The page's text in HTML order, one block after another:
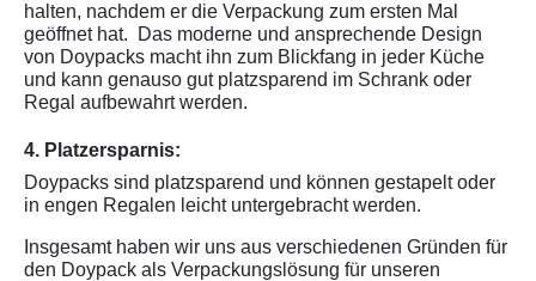
halten, nachdem er die Verpackung zum ersten Mal
geöffnet hat. Das moderne und ansprechende Design
von Doypacks macht ihn zum Blickfang in jeder Küche
und kann genauso gut platzsparend im Schrank oder
Regal aufbewahrt werden.
4. Platzersparnis:
Doypacks sind platzsparend und können gestapelt oder
in engen Regalen leicht untergebracht werden.
Insgesamt haben wir uns aus verschiedenen Gründen für
den Doypack als Verpackungslösung für unseren